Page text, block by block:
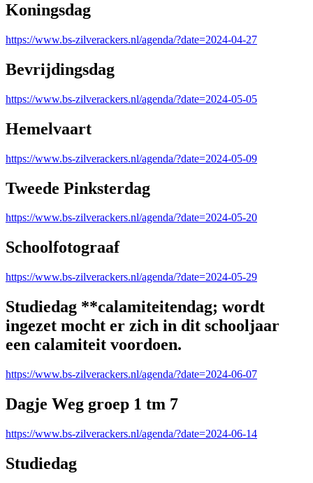
Koningsdag
https://www.bs-zilverackers.nl/agenda/?date=2024-04-27
Bevrijdingsdag
https://www.bs-zilverackers.nl/agenda/?date=2024-05-05
Hemelvaart
https://www.bs-zilverackers.nl/agenda/?date=2024-05-09
Tweede Pinksterdag
https://www.bs-zilverackers.nl/agenda/?date=2024-05-20
Schoolfotograaf
https://www.bs-zilverackers.nl/agenda/?date=2024-05-29
Studiedag **calamiteitendag; wordt
ingezet mocht er zich in dit schooljaar
een calamiteit voordoen.
https://www.bs-zilverackers.nl/agenda/?date=2024-06-07
Dagje Weg groep 1 tm 7
https://www.bs-zilverackers.nl/agenda/?date=2024-06-14
Studiedag